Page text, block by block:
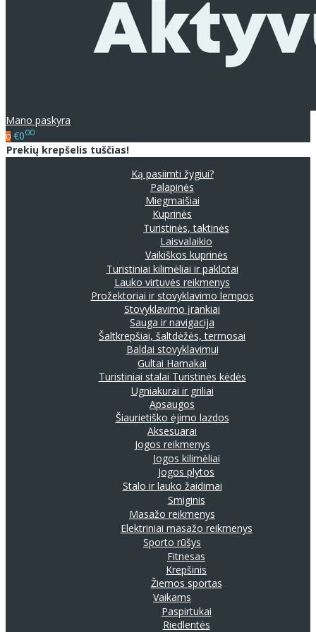
Mano paskyra
0 €000
Prekių krepšelis tuščias!
Ką pasiimti žygiui?
Palapinės
Miegmaišiai
Kuprinės
Turistinės, taktinės
Laisvalaikio
Vaikiškos kuprinės
Turistiniai kilimėliai ir paklotai
Lauko virtuvės reikmenys
Prožektoriai ir stovyklavimo lempos
Stovyklavimo įrankiai
Sauga ir navigacija
Šaltkrepšiai, šaltdėžės, termosai
Baldai stovyklavimui
Gultai Hamakai
Turistiniai stalai Turistinės kėdės
Ugniakurai ir griliai
Apsaugos
Šiaurietiško ėjimo lazdos
Aksesuarai
Jogos reikmenys
Jogos kilimėliai
Jogos plytos
Stalo ir lauko žaidimai
Smiginis
Masažo reikmenys
Elektriniai masažo reikmenys
Sporto rūšys
Fitnesas
Krepšinis
Žiemos sportas
Vaikams
Paspirtukai
Riedlentės